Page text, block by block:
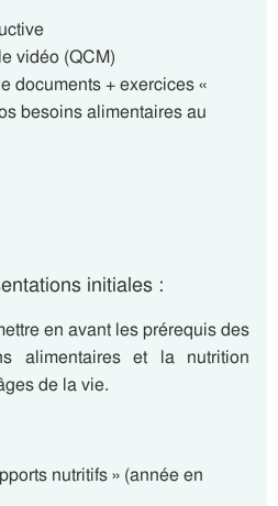
vidéo (QCM)
documents + exercices «
besoins alimentaires au
initiales :
en avant les prérequis des
alimentaires et la nutrition
de la vie.
nutritifs » (année en